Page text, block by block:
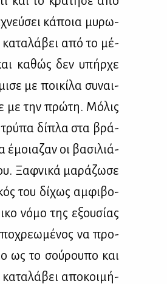
κά­ποια μυ­ρω­
από το μέ­
κα­θώς δεν υπήρ­χε
με ποι­κί­λα συ­ναι­
με την πρώ­τη. Μό­λις
τρύ­πα δί­πλα στα βρά­
έμοια­ζαν οι βα­σι­λιά­
Ξαφ­νι­κά μα­ρά­ζω­σε
του δί­χως αμ­φι­βο­
νό­μο της εξου­σί­ας
να προ­
ως το σού­ρου­πο και
κα­τα­λά­βει απο­κοι­μή­